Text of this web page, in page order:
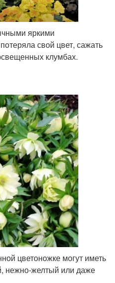
яркими
свой цвет, сажать
клумбах.
цветоножке могут иметь
нежно-желтый или даже